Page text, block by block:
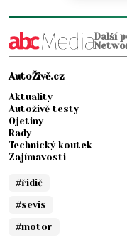
Další
AutoŽivě.cz
Aktuality
Autoživě testy
Ojetiny
Rady
Technický koutek
Zajímavosti
#řidič
#sevis
#motor